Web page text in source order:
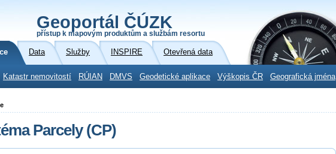
Geoportál ČÚZK
přístup k mapovým produktům a službám resortu
Data Služby INSPIRE Otevřená data
Katastr nemovitostí RÚIAN DMVS Geodetické aplikace Výškopis ČR Geografická jména
Parcely (CP)